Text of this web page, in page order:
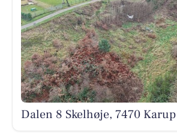
Dalen 8 Skelhøje, 7470 Karup